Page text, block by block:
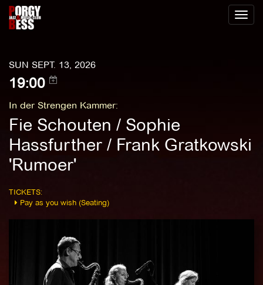
Toggle
SUN SEPT. 13, 2026
19:00
In der Strengen Kammer:
Fie Schouten / Sophie
Hassfurther / Frank Gratkowski
'Rumoer'
TICKETS:
Pay as you wish (Seating)